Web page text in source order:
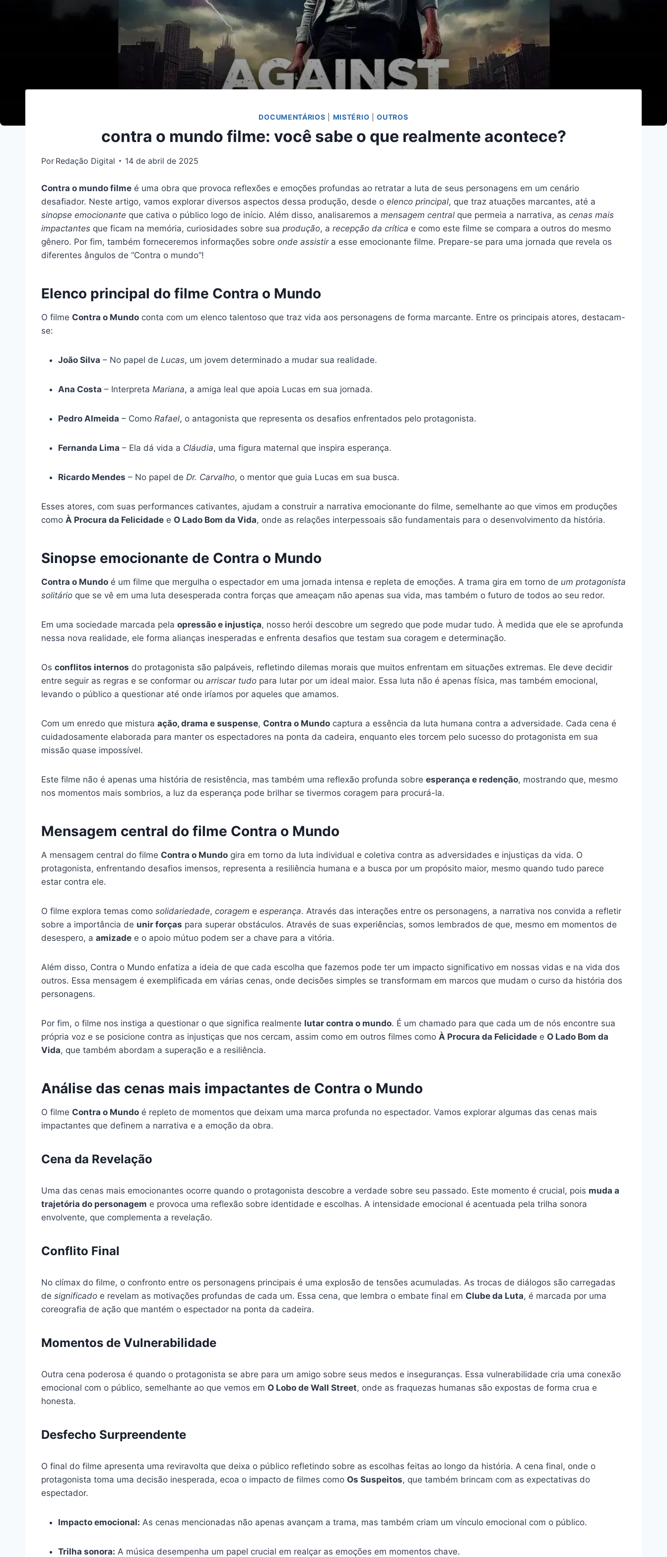
DOCUMENTÁRIOS MISTÉRIO |OUTROS
contra o mundo filme: você sabe o que realmente acontece?
Por Redação Digital 14 de abril de 2025
Contra o mundo filme é uma obra que provoca reflexões e emoções profundas ao retratar a luta de seus personagens em um cenário
desafiador. Neste artigo, vamos explorar diversos aspectos dessa produção, desde o elenco principal, que traz atuações marcantes, até a
sinopse emocionante que cativa o público logo de início. Além disso, analisaremos a mensagem central que permeia a narrativa, as cenas mais
impactantes que ficam na memória, curiosidades sobre sua produção, a recepção da crítica e como este filme se compara a outros do mesmo
gênero. Por fim, também forneceremos informações sobre onde assistira esse emocionante filme. Prepare-se para uma jornada que revela os
diferentes ângulos de “Contra o mundo”!
Elenco principal do filme Contra o Mundo
O filme Contra o Mundo conta com um elenco talentoso que traz vida aos personagens de forma marcante. Entre os principais atores, destacam-
se:
João Silva – No papel de Lucas, um jovem determinado a mudar sua realidade.
Ana Costa – Interpreta Mariana, a amiga leal que apoia Lucas em sua jornada.
Pedro Almeida – Como Rafael, o antagonista que representa os desafios enfrentados pelo protagonista.
Fernanda Lima – Ela dá vida a Cláudia, uma figura maternal que inspira esperança.
Ricardo Mendes – No papel de Dr. Carvalho, o mentor que guia Lucas em sua busca.
Esses atores, com suas performances cativantes, ajudam a construir a narrativa emocionante do filme, semelhante ao que vimos em produções
como À Procura da Felicidade e O Lado Bom da Vida, onde as relações interpessoais são fundamentais para o desenvolvimento da história.
Sinopse emocionante de Contra o Mundo
Contra o Mundo é um filme que mergulha o espectador em uma jornada intensa e repleta de emoções. A trama gira em torno de um protagonista
solitário que se vê em uma luta desesperada contra forças que ameaçam não apenas sua vida, mas também o futuro de todos ao seu redor.
Em uma sociedade marcada pela opressão e injustiça, nosso herói descobre um segredo que pode mudar tudo. À medida que ele se aprofunda
nessa nova realidade, ele forma alianças inesperadas e enfrenta desafios que testam sua coragem e determinação.
Os conflitos internos do protagonista são palpáveis, refletindo dilemas morais que muitos enfrentam em situações extremas. Ele deve decidir
entre seguir as regras e se conformar ou arriscar tudo para lutar por um ideal maior. Essa luta não é apenas física, mas também emocional,
levando o público a questionar até onde iríamos por aqueles que amamos.
Com um enredo que mistura ação, drama e suspense, Contra o Mundo captura a essência da luta humana contra a adversidade. Cada cena é
cuidadosamente elaborada para manter os espectadores na ponta da cadeira, enquanto eles torcem pelo sucesso do protagonista em sua
missão quase impossível.
Este filme não é apenas uma história de resistência, mas também uma reflexão profunda sobre esperança e redenção, mostrando que, mesmo
nos momentos mais sombrios, a luz da esperança pode brilhar se tivermos coragem para procurá-la.
Mensagem central do filme Contra o Mundo
A mensagem central do filme Contra o Mundo gira em torno da luta individual e coletiva contra as adversidades e injustiças da vida. O
protagonista, enfrentando desafios imensos, representa a resiliência humana e a busca por um propósito maior, mesmo quando tudo parece
estar contra ele.
O filme explora temas como solidariedade, coragem e esperança. Através das interações entre os personagens, a narrativa nos convida a refletir
sobre a importância de unir forças para superar obstáculos. Através de suas experiências, somos lembrados de que, mesmo em momentos de
desespero, a amizade e o apoio mútuo podem ser a chave para a vitória.
Além disso, Contra o Mundo enfatiza a ideia de que cada escolha que fazemos pode ter um impacto significativo em nossas vidas e na vida dos
outros. Essa mensagem é exemplificada em várias cenas, onde decisões simples se transformam em marcos que mudam o curso da história dos
personagens.
Por fim, o filme nos instiga a questionar o que significa realmente lutar contra o mundo. É um chamado para que cada um de nós encontre sua
própria voz e se posicione contra as injustiças que nos cercam, assim como em outros filmes como À Procura da Felicidade e O Lado Bom da
Vida, que também abordam a superação e a resiliência.
Análise das cenas mais impactantes de Contra o Mundo
O filme Contra o Mundo é repleto de momentos que deixam uma marca profunda no espectador. Vamos explorar algumas das cenas mais
impactantes que definem a narrativa e a emoção da obra.
Cena da Revelação
Uma das cenas mais emocionantes ocorre quando o protagonista descobre a verdade sobre seu passado. Este momento é crucial, pois muda a
trajetória do personagem e provoca uma reflexão sobre identidade e escolhas. A intensidade emocional é acentuada pela trilha sonora
envolvente, que complementa a revelação.
Conflito Final
No clímax do filme, o confronto entre os personagens principais é uma explosão de tensões acumuladas. As trocas de diálogos são carregadas
de significado e revelam as motivações profundas de cada um. Essa cena, que lembra o embate final em Clube da Luta, é marcada por uma
coreografia de ação que mantém o espectador na ponta da cadeira.
Momentos de Vulnerabilidade
Outra cena poderosa é quando o protagonista se abre para um amigo sobre seus medos e inseguranças. Essa vulnerabilidade cria uma conexão
emocional com o público, semelhante ao que vemos em O Lobo de Wall Street, onde as fraquezas humanas são expostas de forma crua e
honesta.
Desfecho Surpreendente
O final do filme apresenta uma reviravolta que deixa o público refletindo sobre as escolhas feitas ao longo da história. A cena final, onde o
protagonista toma uma decisão inesperada, ecoa o impacto de filmes como Os Suspeitos, que também brincam com as expectativas do
espectador.
Impacto emocional: As cenas mencionadas não apenas avançam a trama, mas também criam um vínculo emocional com o público.
Trilha sonora: A música desempenha um papel crucial em realçar as emoções em momentos chave.